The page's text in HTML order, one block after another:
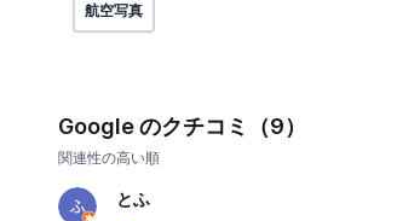
航空写真
Google のクチコミ（9）
関連性の高い順
とふ